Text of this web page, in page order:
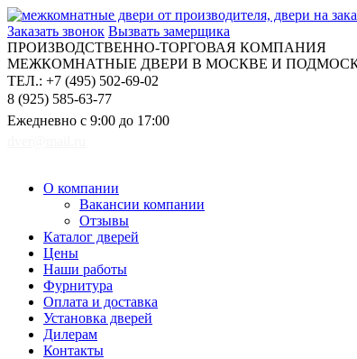
Заказать звонок Вызвать замерщика
ПРОИЗВОДСТВЕННО-ТОРГОВАЯ КОМПАНИЯ
МЕЖКОМНАТНЫЕ ДВЕРИ В МОСКВЕ И
ТЕЛ.: +7 (495) 502-69-02
8 (925) 585-63-77
Ежедневно с 9:00 до 17:00
О компании
Вакансии компании
Отзывы
Каталог дверей
Цены
Наши работы
Фурнитура
Оплата и доставка
Установка дверей
Дилерам
Контакты